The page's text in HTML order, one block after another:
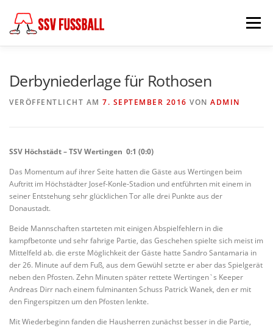
Inhalt
springen
Menü
KONTAKT
Derbyniederlage für Rothosen
VERÖFFENTLICHT AM 7. SEPTEMBER 2016 VON ADMIN
SSV Höchstädt – TSV Wertingen 0:1 (0:0)
Das Momentum auf ihrer Seite hatten die Gäste aus Wertingen beim
Auftritt im Höchstädter Josef-Konle-Stadion und entführten mit einem in
seiner Entstehung sehr glücklichen Tor alle drei Punkte aus der
Donaustadt.
Beide Mannschaften starteten mit einigen Abspielfehlern in die
kampfbetonte und sehr fahrige Partie, das Geschehen spielte sich meist im
Mittelfeld ab. die erste Möglichkeit der Gäste hatte Sandro Santamaria in
der 26. Minute auf dem Fuß, aus dem Gewühl setzte er aber das Spielgerät
neben den Pfosten. Zehn Minuten später rettete Wertingen`s Keeper
Andreas Dirr nach einem fulminanten Schuss Patrick Wanek, den er mit
den Fingerspitzen um den Pfosten lenkte.
Mit Wiederbeginn fanden die Hausherren zunächst besser in die Partie,